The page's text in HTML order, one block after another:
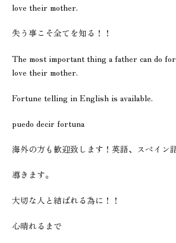
love their mother.
失う事こそ全てを知る！！
The most important thing a father can do
love their mother.
Fortune telling in English is available.
puedo decir fortuna
海外の方も歓迎致します！英語、スペイン
導きます。
大切な人と結ばれる為に！！
心晴れるまで